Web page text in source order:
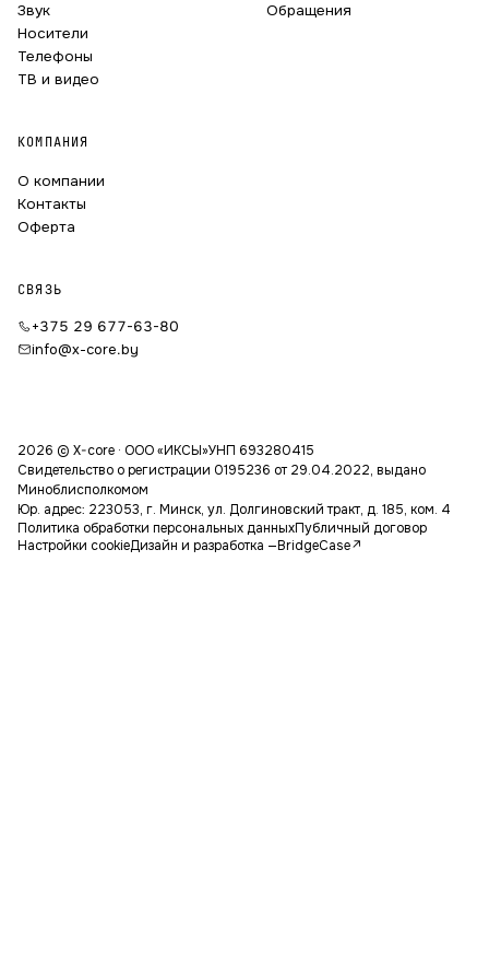
Звук
Носители
Телефоны
ТВ и видео
Обращения
КОМПАНИЯ
О компании
Контакты
Оферта
СВЯЗЬ
+375 29 677-63-80
info@x-core.by
2026 © X-core · ООО «ИКСЫ»УНП 693280415
Свидетельство о регистрации 0195236 от 29.04.2022, выдано
Миноблисполкомом
Юр. адрес: 223053, г. Минск, ул. Долгиновский тракт, д. 185, ком. 4
Политика обработки персональных данныхПубличный договор
Настройки cookieДизайн и разработка —BridgeCase↗